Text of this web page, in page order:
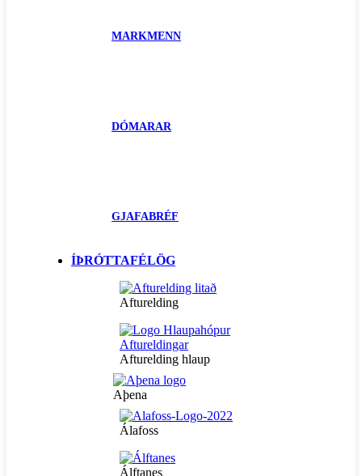
MARKMENN
DÓMARAR
GJAFABRÉF
ÍÞRÓTTAFÉLÖG
Afturelding
Afturelding hlaup
Aþena
Álafoss
Álftanes